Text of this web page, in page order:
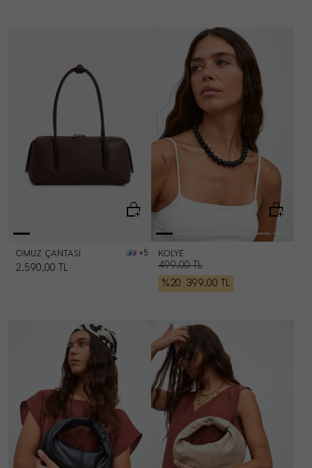
OMUZ ÇANTASI +5
2.590,00 TL
KOLYE
499,00TL
399,00 TL
%20